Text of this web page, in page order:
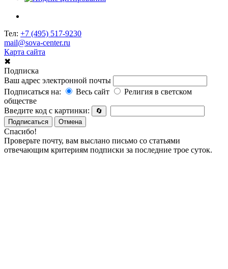
Тел: +7 (495) 517-9230
mail@sova-center.ru
Карта сайта
✖
Подписка
Ваш адрес электронной почты
Подписаться на:
Весь сайт
Религия в светском
обществе
Введите код с картинки:
🔄
Подписаться
Отмена
Спасибо!
Проверьте почту, вам выслано письмо со статьями
отвечающим критериям подписки за последние трое суток.